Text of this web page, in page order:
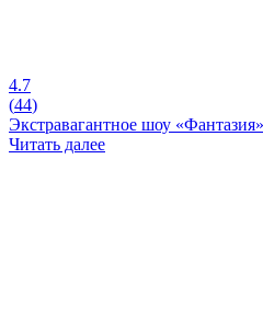
4.7
(44)
Экстравагантное шоу
Читать далее